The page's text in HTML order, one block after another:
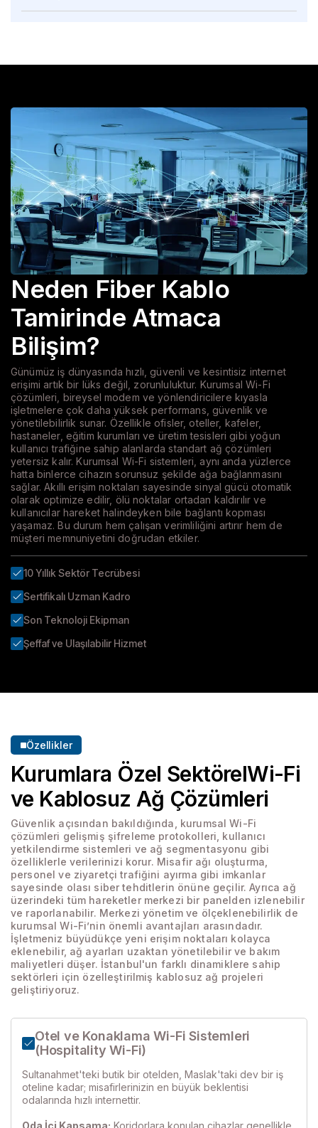
Neden Fiber Kablo
Tamirinde Atmaca
Bilişim?
Günümüz iş dünyasında hızlı, güvenli ve kesintisiz internet
erişimi artık bir lüks değil, zorunluluktur. Kurumsal Wi-Fi
çözümleri, bireysel modem ve yönlendiricilere kıyasla
işletmelere çok daha yüksek performans, güvenlik ve
yönetilebilirlik sunar. Özellikle ofisler, oteller, kafeler,
hastaneler, eğitim kurumları ve üretim tesisleri gibi yoğun
kullanıcı trafiğine sahip alanlarda standart ağ çözümleri
yetersiz kalır. Kurumsal Wi-Fi sistemleri, aynı anda yüzlerce
hatta binlerce cihazın sorunsuz şekilde ağa bağlanmasını
sağlar. Akıllı erişim noktaları sayesinde sinyal gücü otomatik
olarak optimize edilir, ölü noktalar ortadan kaldırılır ve
kullanıcılar hareket halindeyken bile bağlantı kopması
yaşamaz. Bu durum hem çalışan verimliliğini artırır hem de
müşteri memnuniyetini doğrudan etkiler.
10 Yıllık Sektör Tecrübesi
Sertifikalı Uzman Kadro
Son Teknoloji Ekipman
Şeffaf ve Ulaşılabilir Hizmet
Özellikler
Kurumlara Özel SektörelWi-Fi
ve Kablosuz Ağ Çözümleri
Güvenlik açısından bakıldığında, kurumsal Wi-Fi
çözümleri gelişmiş şifreleme protokolleri, kullanıcı
yetkilendirme sistemleri ve ağ segmentasyonu gibi
özelliklerle verilerinizi korur. Misafir ağı oluşturma,
personel ve ziyaretçi trafiğini ayırma gibi imkanlar
sayesinde olası siber tehditlerin önüne geçilir. Ayrıca ağ
üzerindeki tüm hareketler merkezi bir panelden izlenebilir
ve raporlanabilir. Merkezi yönetim ve ölçeklenebilirlik de
kurumsal Wi-Fi’nin önemli avantajları arasındadır.
İşletmeniz büyüdükçe yeni erişim noktaları kolayca
eklenebilir, ağ ayarları uzaktan yönetilebilir ve bakım
maliyetleri düşer. İstanbul'un farklı dinamiklere sahip
sektörleri için özelleştirilmiş kablosuz ağ projeleri
geliştiriyoruz.
Otel ve Konaklama Wi-Fi Sistemleri
(Hospitality Wi-Fi)
Sultanahmet'teki butik bir otelden, Maslak'taki dev bir iş
oteline kadar; misafirlerinizin en büyük beklentisi
odalarında hızlı internettir.